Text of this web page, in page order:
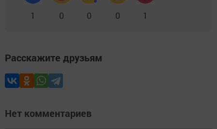
1 0 0 0 1
Расскажите друзьям
Нет комментариев